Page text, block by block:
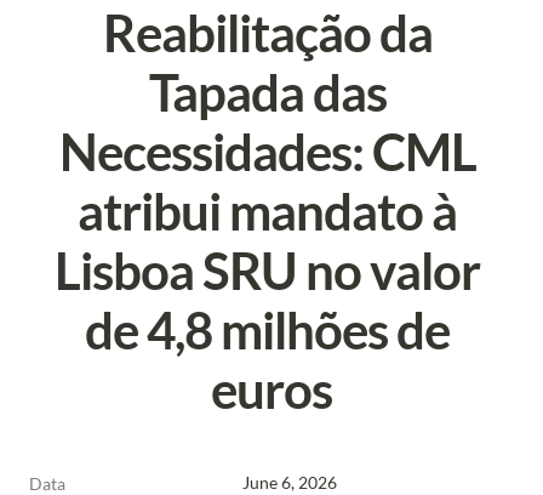
Reabilitação da
Tapada das
Necessidades: CML
atribui mandato à
Lisboa SRU no valor
de 4,8 milhões de
euros
Data June 6, 2026